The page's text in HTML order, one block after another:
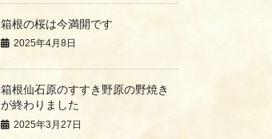
箱根の桜は今満開です
2025年4月8日
箱根仙石原のすすき野原の野焼き
が終わりました
2025年3月27日